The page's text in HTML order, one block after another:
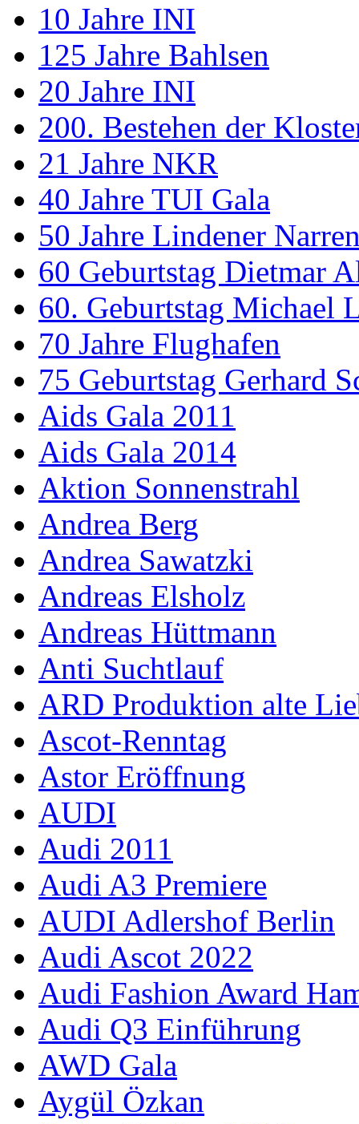
10 Jahre INI
125 Jahre Bahlsen
20 Jahre INI
200. Bestehen der
21 Jahre NKR
40 Jahre TUI Gala
50 Jahre Lindener
60 Geburtstag Dietmar
60. Geburtstag Michael
70 Jahre Flughafen
75 Geburtstag Gerhard
Aids Gala 2011
Aids Gala 2014
Aktion Sonnenstrahl
Andrea Berg
Andrea Sawatzki
Andreas Elsholz
Andreas Hüttmann
Anti Suchtlauf
ARD Produktion alte
Ascot-Renntag
Astor Eröffnung
AUDI
Audi 2011
Audi A3 Premiere
AUDI Adlershof Berlin
Audi Ascot 2022
Audi Fashion Award
Audi Q3 Einführung
AWD Gala
Aygül Özkan